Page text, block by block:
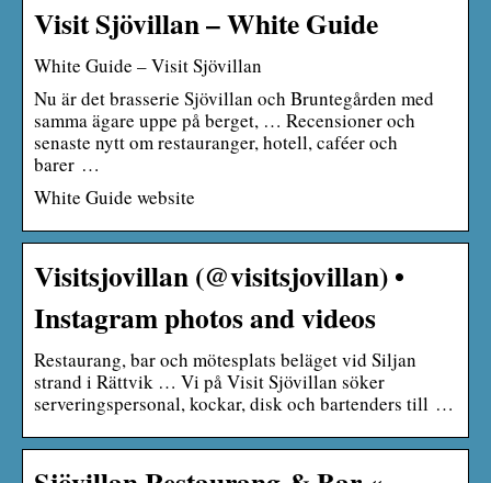
Visit Sjövillan – White Guide
White Guide – Visit Sjövillan
Nu är det brasserie Sjövillan och Bruntegården med
samma ägare uppe på berget, … Recensioner och
senaste nytt om restauranger, hotell, caféer och
barer …
White Guide website
Visitsjovillan (@visitsjovillan) •
Instagram photos and videos
Restaurang, bar och mötesplats beläget vid Siljan
strand i Rättvik … Vi på Visit Sjövillan söker
serveringspersonal, kockar, disk och bartenders till …